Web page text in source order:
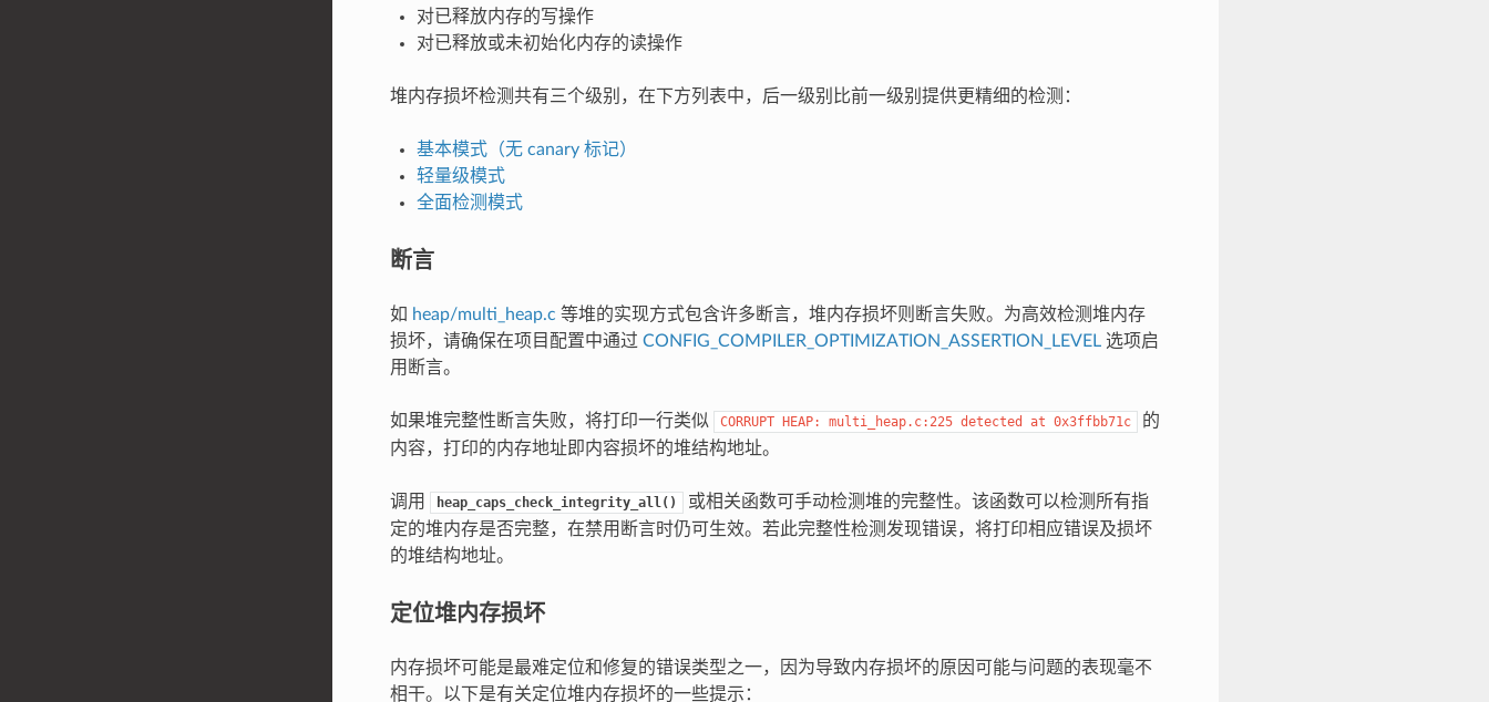
对已释放内存的写操作
对已释放或未初始化内存的读操作
堆内存损坏检测共有三个级别，在下方列表中，后一级别比前一级别提供更精细的检测：
基本模式（无 canary 标记）
轻量级模式
全面检测模式
断言
如 heap/multi_heap.c 等堆的实现方式包含许多断言，堆内存损坏则断言失败。为高效检测堆内存
损坏，请确保在项目配置中通过 CONFIG_COMPILER_OPTIMIZATION_ASSERTION_LEVEL选项启
用断言。
如果堆完整性断言失败，将打印一行类似 CORRUPT HEAP: multi_heap.c:225 detected at 0x3ffbb71c
的
内容，打印的内存地址即内容损坏的堆结构地址。
调用 heap_caps_check_integrity_all()
或相关函数可手动检测堆的完整性。该函数可以检测所有指
定的堆内存是否完整，在禁用断言时仍可生效。若此完整性检测发现错误，将打印相应错误及损坏
的堆结构地址。
定位堆内存损坏
内存损坏可能是最难定位和修复的错误类型之一，因为导致内存损坏的原因可能与问题的表现毫不
相干。以下是有关定位堆内存损坏的一些提示：